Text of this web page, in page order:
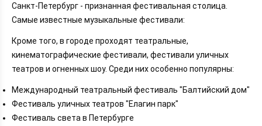
Санкт-Петербург - признанная фестивальная столица.
Самые известные музыкальные фестивали:
Кроме того, в городе проходят театральные,
кинематографические фестивали, фестивали уличных
театров и огненных шоу. Среди них особенно популярны:
Международный театральный фестиваль "Балтийский дом"
Фестиваль уличных театров "Елагин парк"
Фестиваль света в Петербурге